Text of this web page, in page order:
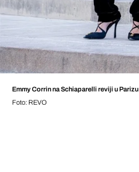
Emmy Corrin na Schiaparelli reviji u Parizu
Foto: REVO